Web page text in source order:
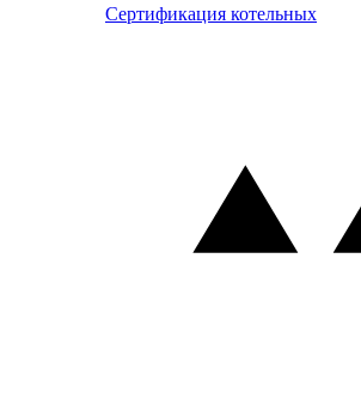
Сертификация котельных